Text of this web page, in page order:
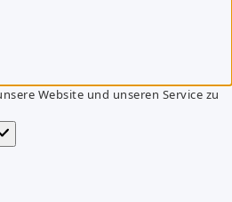
Website und unseren Service zu